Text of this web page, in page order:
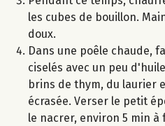
les cubes de bouillon.
doux.
Dans une poêle chaude,
ciselés avec un peu
brins de thym, du laurier
écrasée. Verser le petit
le nacrer, environ 5 min à